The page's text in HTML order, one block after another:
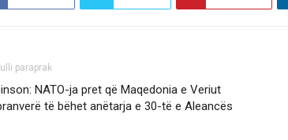
paraprak
NATO-ja pret që Maqedonia e Veriut
të bëhet anëtarja e 30-të e Aleancës